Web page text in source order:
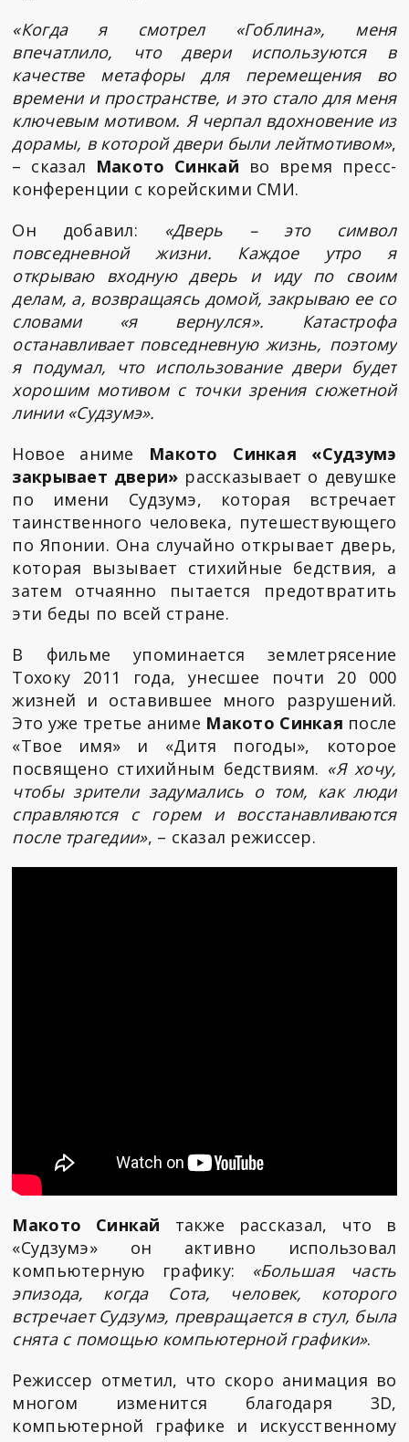
«Когда я смотрел «Гоблина», меня
впечатлило, что двери используются в
качестве метафоры для перемещения во
времени и пространстве, и это стало для меня
ключевым мотивом. Я черпал вдохновение из
дорамы, в которой двери были лейтмотивом»,
– сказал Макото Синкай во время пресс-
конференции с корейскими СМИ.
Он добавил: «Дверь – это символ
повседневной жизни. Каждое утро я
открываю входную дверь и иду по своим
делам, а, возвращаясь домой, закрываю ее со
словами «я вернулся». Катастрофа
останавливает повседневную жизнь, поэтому
я подумал, что использование двери будет
хорошим мотивом с точки зрения сюжетной
линии «Судзумэ».
Новое аниме Макото Синкая «Судзумэ
закрывает двери» рассказывает о девушке
по имени Судзумэ, которая встречает
таинственного человека, путешествующего
по Японии. Она случайно открывает дверь,
которая вызывает стихийные бедствия, а
затем отчаянно пытается предотвратить
эти беды по всей стране.
В фильме упоминается землетрясение
Тохоку 2011 года, унесшее почти 20 000
жизней и оставившее много разрушений.
Это уже третье аниме Макото Синкая после
«Твое имя» и «Дитя погоды», которое
посвящено стихийным бедствиям. «Я хочу,
чтобы зрители задумались о том, как люди
справляются с горем и восстанавливаются
после трагедии», – сказал режиссер.
Макото Синкай также рассказал, что в
«Судзумэ» он активно использовал
компьютерную графику: «Большая часть
эпизода, когда Сота, человек, которого
встречает Судзумэ, превращается в стул, была
снята с помощью компьютерной графики».
Режиссер отметил, что скоро анимация во
многом изменится благодаря 3D,
компьютерной графике и искусственному